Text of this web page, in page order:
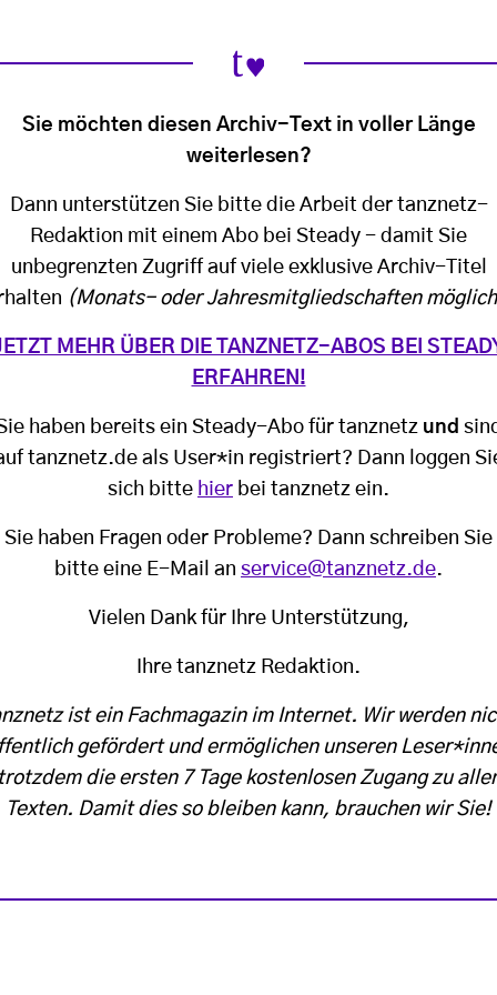
Sie möchten diesen Archiv-Text in voller Länge
weiterlesen?
Dann unterstützen Sie bitte die Arbeit der tanznetz-
Redaktion mit einem Abo bei Steady - damit Sie
unbegrenzten Zugriff auf viele exklusive Archiv-Titel
(Monats- oder Jahresmitgliedschaften
MEHR ÜBER DIE TANZNETZ-ABOS BEI
ERFAHREN!
haben bereits ein Steady-Abo für tanznetz und
tanznetz.de als User*in registriert? Dann loggen
sich bitte hier bei tanznetz ein.
Sie haben Fragen oder Probleme? Dann schreiben Sie
bitte eine E-Mail an service@tanznetz.de.
Vielen Dank für Ihre Unterstützung,
Ihre tanznetz Redaktion.
ist ein Fachmagazin im Internet. Wir werden
gefördert und ermöglichen unseren
die ersten 7 Tage kostenlosen Zugang zu
Texten. Damit dies so bleiben kann, brauchen wir Sie!